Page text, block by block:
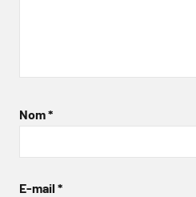
Nom*
E-mail *